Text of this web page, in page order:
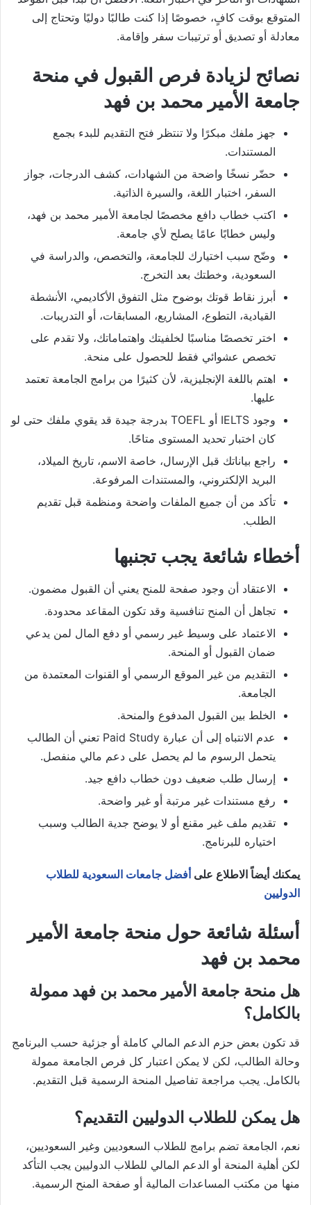
المتوقع بوقت كافٍ، خصوصًا إذا كنت طالبًا دوليًا وتحتاج إلى
معادلة أو تصديق أو ترتيبات سفر وإقامة.
نصائح لزيادة فرص القبول في منحة
جامعة الأمير محمد بن فهد
جهز ملفك مبكرًا ولا تنتظر فتح التقديم للبدء بجمع
المستندات.
حضّر نسخًا واضحة من الشهادات، كشف الدرجات، جواز
السفر، اختبار اللغة، والسيرة الذاتية.
اكتب خطاب دافع مخصصًا لجامعة الأمير محمد بن فهد،
وليس خطابًا عامًا يصلح لأي جامعة.
وضّح سبب اختيارك للجامعة، والتخصص، والدراسة في
السعودية، وخطتك بعد التخرج.
أبرز نقاط قوتك بوضوح مثل التفوق الأكاديمي، الأنشطة
القيادية، التطوع، المشاريع، المسابقات، أو التدريبات.
اختر تخصصًا مناسبًا لخلفيتك واهتماماتك، ولا تقدم على
تخصص عشوائي فقط للحصول على منحة.
اهتم باللغة الإنجليزية، لأن كثيرًا من برامج الجامعة تعتمد
عليها.
وجود IELTS أو TOEFL بدرجة جيدة قد يقوي ملفك حتى لو
كان اختبار تحديد المستوى متاحًا.
راجع بياناتك قبل الإرسال، خاصة الاسم، تاريخ الميلاد،
البريد الإلكتروني، والمستندات المرفوعة.
تأكد من أن جميع الملفات واضحة ومنظمة قبل تقديم
الطلب.
أخطاء شائعة يجب تجنبها
الاعتقاد أن وجود صفحة للمنح يعني أن القبول مضمون.
تجاهل أن المنح تنافسية وقد تكون المقاعد محدودة.
الاعتماد على وسيط غير رسمي أو دفع المال لمن يدعي
ضمان القبول أو المنحة.
التقديم من غير الموقع الرسمي أو القنوات المعتمدة من
الجامعة.
الخلط بين القبول المدفوع والمنحة.
عدم الانتباه إلى أن عبارة Paid Study تعني أن الطالب
يتحمل الرسوم ما لم يحصل على دعم مالي منفصل.
إرسال طلب ضعيف دون خطاب دافع جيد.
رفع مستندات غير مرتبة أو غير واضحة.
تقديم ملف غير مقنع أو لا يوضح جدية الطالب وسبب
اختياره للبرنامج.
يمكنك أيضاً الاطلاع علىأفضل جامعات السعودية للطلاب
الدوليين
أسئلة شائعة حول منحة جامعة الأمير
محمد بن فهد
هل منحة جامعة الأمير محمد بن فهد ممولة
بالكامل؟
قد تكون بعض حزم الدعم المالي كاملة أو جزئية حسب البرنامج
وحالة الطالب، لكن لا يمكن اعتبار كل فرص الجامعة ممولة
بالكامل. يجب مراجعة تفاصيل المنحة الرسمية قبل التقديم.
هل يمكن للطلاب الدوليين التقديم؟
نعم، الجامعة تضم برامج للطلاب السعوديين وغير السعوديين،
لكن أهلية المنحة أو الدعم المالي للطلاب الدوليين يجب التأكد
منها من مكتب المساعدات المالية أو صفحة المنح الرسمية.